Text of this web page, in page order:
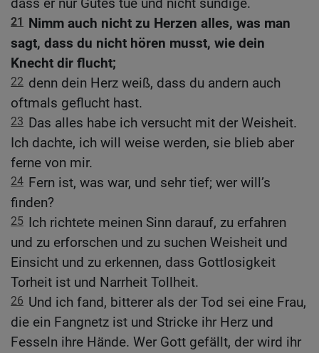
dass er nur Gutes tue und nicht sündige.
21
Nimm auch nicht zu Herzen alles, was man
sagt, dass du nicht hören musst, wie dein
Knecht dir flucht;
22 denn dein Herz weiß, dass du andern auch
oftmals geflucht hast.
23 Das alles habe ich versucht mit der Weisheit.
Ich dachte, ich will weise werden, sie blieb aber
ferne von mir.
24 Fern ist, was war, und sehr tief; wer will’s
finden?
25 Ich richtete meinen Sinn darauf, zu erfahren
und zu erforschen und zu suchen Weisheit und
Einsicht und zu erkennen, dass Gottlosigkeit
Torheit ist und Narrheit Tollheit.
26 Und ich fand, bitterer als der Tod sei eine Frau,
die ein Fangnetz ist und Stricke ihr Herz und
Fesseln ihre Hände. Wer Gott gefällt, der wird ihr